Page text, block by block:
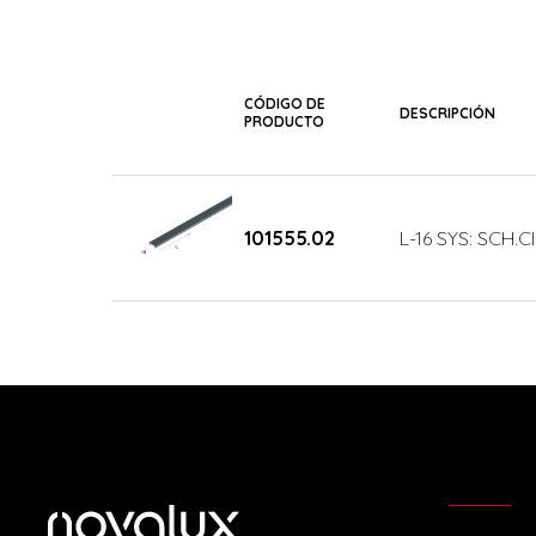
CÓDIGO DE
PRODUCTO
DESCRIPCIÓN
101555.02 L-16 SYS: